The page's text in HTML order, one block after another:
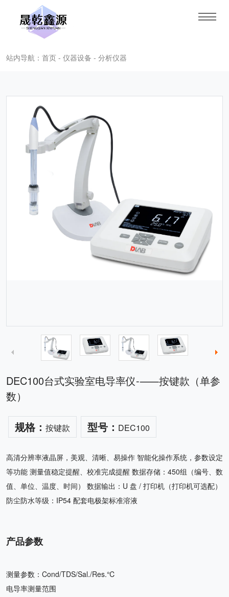
站内导航：首页 - 仪器设备 - 分析仪器
DEC100台式实验室电导率仪-⸺按键款（单参
数）
规格： 按键款 型号： DEC100
高清分辨率液晶屏，美观、清晰、易操作 智能化操作系统，参数设定
等功能 测量值稳定提醒、校准完成提醒 数据存储：450组（编号、数
值、单位、温度、时间） 数据输出：U 盘 / 打印机（打印机可选配）
防尘防水等级：IP54 配套电极架标准溶液
产品参数
测量参数：Cond/TDS/Sal./Res.℃
电导率测量范围